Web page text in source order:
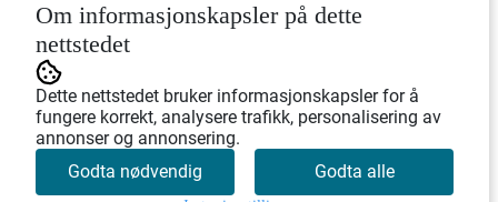
Tilbake
Om informasjonskapsler på dette
nettstedet
Dette nettstedet bruker informasjonskapsler for å
fungere korrekt, analysere trafikk, personalisering av
annonser og annonsering.
Godta nødvendig
Godta alle